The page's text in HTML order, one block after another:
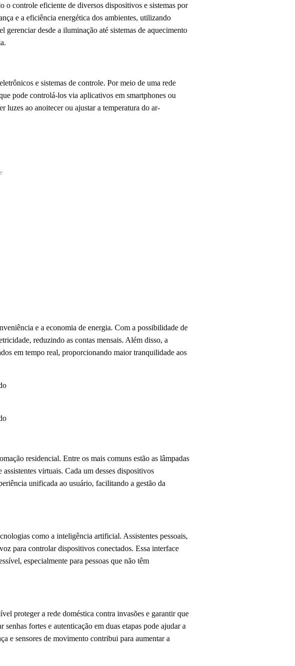
o controle eficiente de diversos dispositivos e sistemas por
e a eficiência energética dos ambientes, utilizando
gerenciar desde a iluminação até sistemas de aquecimento
e sistemas de controle. Por meio de uma rede
pode controlá-los via aplicativos em smartphones ou
luzes ao anoitecer ou ajustar a temperatura do ar-
e a economia de energia. Com a possibilidade de
reduzindo as contas mensais. Além disso, a
em tempo real, proporcionando maior tranquilidade aos
residencial. Entre os mais comuns estão as lâmpadas
virtuais. Cada um desses dispositivos
unificada ao usuário, facilitando a gestão da
como a inteligência artificial. Assistentes pessoais,
para controlar dispositivos conectados. Essa interface
especialmente para pessoas que não têm
proteger a rede doméstica contra invasões e garantir que
fortes e autenticação em duas etapas pode ajudar a
e sensores de movimento contribui para aumentar a